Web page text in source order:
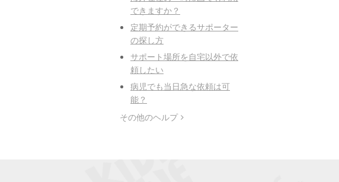
できますか？
定期予約ができるサポーター
の探し方
サポート場所を自宅以外で依
頼したい
病児でも当日急な依頼は可
能？
その他のヘルプ